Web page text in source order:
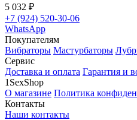
5 032 ₽
+7 (924) 520-30-06
WhatsApp
Покупателям
Вибраторы Мастурбаторы
Сервис
Доставка и оплата Гарантия и
1SexShop
О магазине Политика
Контакты
Наши контакты